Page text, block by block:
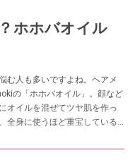
ホホバオイル
む人も多いですよね。ヘアメ
の「ホホバオイル」。顔など
オイルを混ぜてツヤ肌を作っ
全身に使うほど重宝している